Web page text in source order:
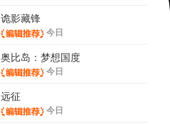
诡影藏锋
今日
奥比岛：梦想国度
今日
远征
今日